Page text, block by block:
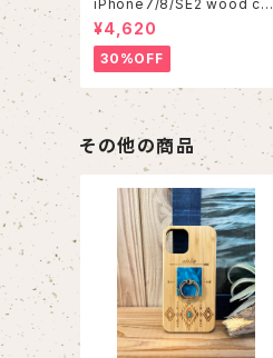
iPhone7/8/SE2 wood cas
e 86
¥4,620
30%OFF
その他の商品